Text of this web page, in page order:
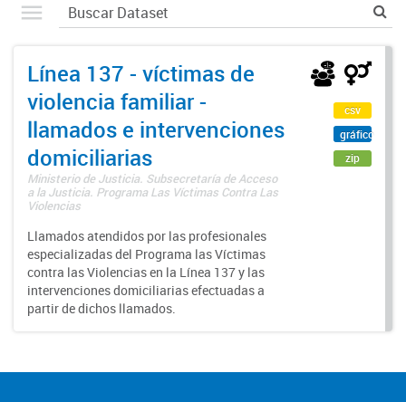
Línea 137 - víctimas de
violencia familiar -
llamados e intervenciones
domiciliarias
Ministerio de Justicia. Subsecretaría de Acceso
a la Justicia. Programa Las Víctimas Contra Las
Violencias
Llamados atendidos por las profesionales
especializadas del Programa las Víctimas
contra las Violencias en la Línea 137 y las
intervenciones domiciliarias efectuadas a
partir de dichos llamados.
csv
gráfico
zip